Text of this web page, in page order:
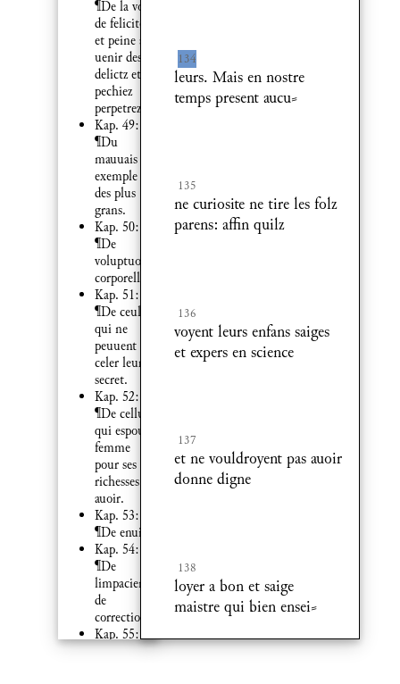
¶De la voye
de felicite
et peine ad
uenir des
delictz et
pechiez
perpetrez.
Kap. 49:
¶Du
mauuais
exemple
des plus
grans.
Kap. 50:
¶De
voluptuosite
corporelle.
Kap. 51:
¶De ceulx
qui ne
peuuent
celer leur
secret.
Kap. 52:
¶De celluy
qui espouse
femme
pour ses
richesses et
auoir.
Kap. 53:
¶De enuie.
Kap. 54:
¶De
limpacience
de
correction.
Kap. 55:
¶Des
134
leurs. Mais en nostre
temps present aucu⸗
135
ne curiosite ne tire les folz
parens: affin quilz
136
voyent leurs enfans saiges
et expers en science
137
et ne vouldroyent pas auoir
donne digne
138
loyer a bon et saige
maistre qui bien ensei⸗